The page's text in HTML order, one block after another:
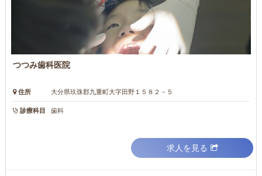
つつみ歯科医院
住所 大分県玖珠郡九重町大字田野１５８２－５
診療科目 歯科
求人を見る